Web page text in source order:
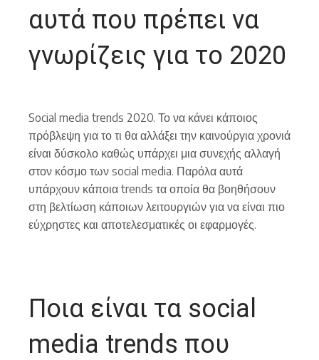
αυτά που πρέπει να
γνωρίζεις για το 2020
Social media trends 2020. Το να κάνει κάποιος
πρόβλεψη για το τι θα αλλάξει την καινούργια χρονιά
είναι δύσκολο καθώς υπάρχει μια συνεχής αλλαγή
στον κόσμο των social media. Παρόλα αυτά
υπάρχουν κάποια trends τα οποία θα βοηθήσουν
στη βελτίωση κάποιων λειτουργιών για να είναι πιο
εύχρηστες και αποτελεσματικές οι εφαρμογές.
Ποια είναι τα social
media trends που